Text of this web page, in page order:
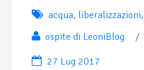
acqua, liberalizzazioni,
ospite di LeoniBlog
/
27 Lug 2017